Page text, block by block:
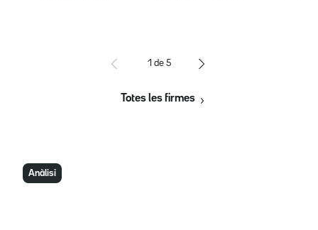
1 de 5
Totes les firmes
Anàlisi